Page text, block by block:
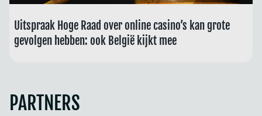
Uitspraak Hoge Raad over online casino’s kan grote
gevolgen hebben: ook België kijkt mee
PARTNERS